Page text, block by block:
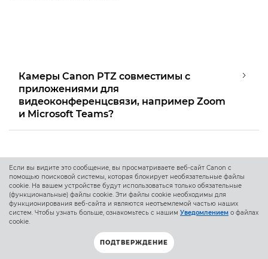
Камеры Canon PTZ совместимы с
приложениями для
видеоконференцсвязи, например Zoom
и Microsoft Teams?
Да. При подключении через USB или совместимые
кодировщики камеры Canon PTZ можно использовать с
популярными платформами для ВКС — они обеспечат
высокое качество видео для цифровых совещаний и
учебных занятий.
Если вы видите это сообщение, вы просматриваете веб-сайт Canon с
помощью поисковой системы, которая блокирует необязательные файлы
cookie. На вашем устройстве будут использоваться только обязательные
(функциональные) файлы cookie. Эти файлы cookie необходимы для
функционирования веб-сайта и являются неотъемлемой частью наших
систем. Чтобы узнать больше, ознакомьтесь с нашим Уведомлением о файлах
cookie.
ПОДТВЕРЖДЕНИЕ